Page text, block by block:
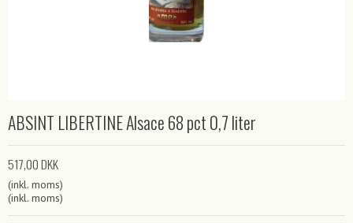
ABSINT LIBERTINE Alsace 68 pct 0,7 liter
517,00 DKK
(inkl. moms)
(inkl. moms)